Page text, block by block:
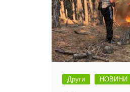
Други НОВИНИ